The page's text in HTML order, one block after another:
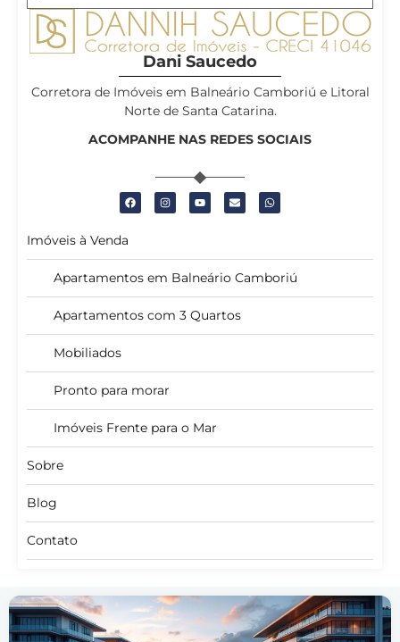
Dani Saucedo
Corretora de Imóveis em Balneário Camboriú e Litoral
Norte de Santa Catarina.
ACOMPANHE NAS REDES SOCIAIS
Imóveis à Venda
Apartamentos em Balneário Camboriú
Apartamentos com 3 Quartos
Mobiliados
Pronto para morar
Imóveis Frente para o Mar
Sobre
Blog
Contato